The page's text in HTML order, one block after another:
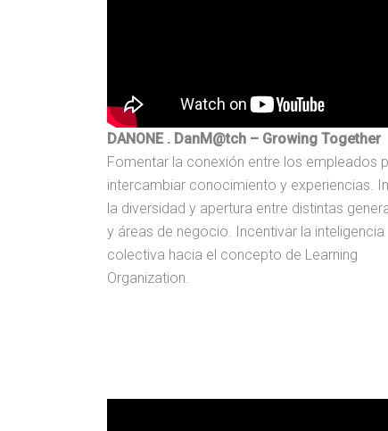
DANONE . DanM@tch – Growing Together
Fomentar la conexión entre los empleados
intercambiar conocimiento y experiencias.
la diversidad y apertura entre distintas
y áreas de negocio. Incentivar la inteligencia
colectiva hacia el concepto de Learning
Organization.